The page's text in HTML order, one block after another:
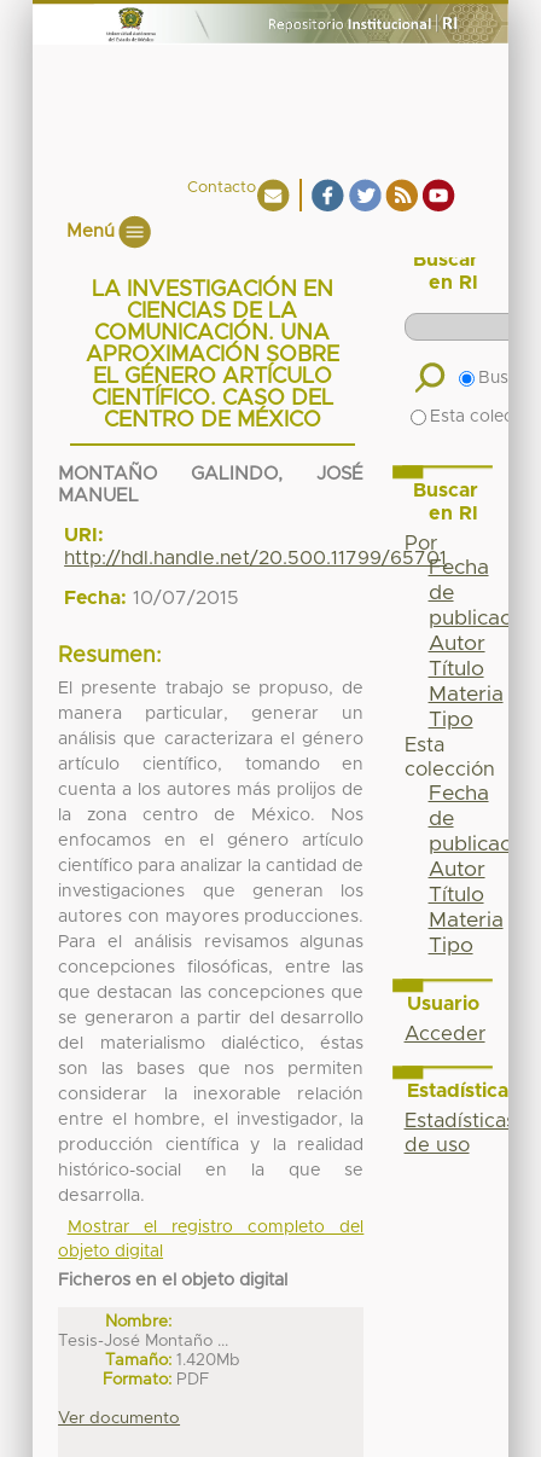
Contacto
Menú
LA INVESTIGACIÓN EN
CIENCIAS DE LA
COMUNICACIÓN. UNA
APROXIMACIÓN SOBRE
EL GÉNERO ARTÍCULO
CIENTÍFICO. CASO DEL
CENTRO DE MÉXICO
MONTAÑO GALINDO, JOSÉ
MANUEL
URI:
http://hdl.handle.net/20.500.11799/65701
Fecha: 10/07/2015
Resumen:
El presente trabajo se propuso, de
manera particular, generar un
análisis que caracterizara el género
artículo científico, tomando en
cuenta a los autores más prolijos de
la zona centro de México. Nos
enfocamos en el género artículo
científico para analizar la cantidad de
investigaciones que generan los
autores con mayores producciones.
Para el análisis revisamos algunas
concepciones filosóficas, entre las
que destacan las concepciones que
se generaron a partir del desarrollo
del materialismo dialéctico, éstas
son las bases que nos permiten
considerar la inexorable relación
entre el hombre, el investigador, la
producción científica y la realidad
histórico-social en la que se
desarrolla.
Mostrar el registro completo del
objeto digital
Ficheros en el objeto digital
Nombre:
Tesis-José Montaño ...
Tamaño: 1.420Mb
Formato: PDF
Ver documento
Buscar
en RI
Buscar
Esta
Buscar
en RI
Por
Fecha
de
publicación
Autor
Título
Materia
Tipo
Esta
colección
Fecha
de
publicación
Autor
Título
Materia
Tipo
Usuario
Acceder
Estadísticas
Estadísticas
de uso